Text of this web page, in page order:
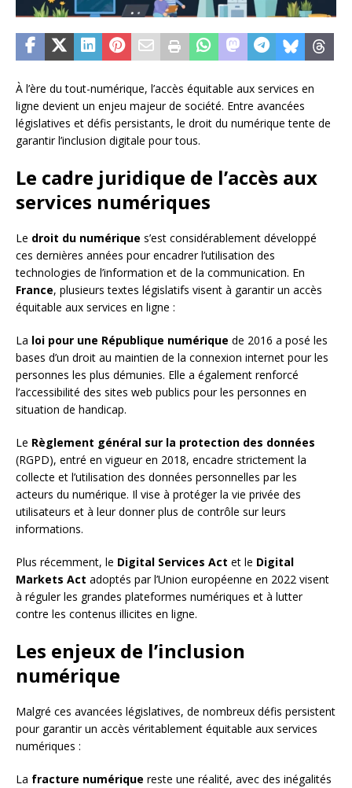
À l’ère du tout-numérique, l’accès équitable aux services en
ligne devient un enjeu majeur de société. Entre avancées
législatives et défis persistants, le droit du numérique tente de
garantir l’inclusion digitale pour tous.
Le cadre juridique de l’accès aux
services numériques
Le droit du numérique s’est considérablement développé
ces dernières années pour encadrer l’utilisation des
technologies de l’information et de la communication. En
France, plusieurs textes législatifs visent à garantir un accès
équitable aux services en ligne :
La loi pour une République numérique de 2016 a posé les
bases d’un droit au maintien de la connexion internet pour les
personnes les plus démunies. Elle a également renforcé
l’accessibilité des sites web publics pour les personnes en
situation de handicap.
Le Règlement général sur la protection des données
(RGPD), entré en vigueur en 2018, encadre strictement la
collecte et l’utilisation des données personnelles par les
acteurs du numérique. Il vise à protéger la vie privée des
utilisateurs et à leur donner plus de contrôle sur leurs
informations.
Plus récemment, le Digital Services Act et le Digital
Markets Act adoptés par l’Union européenne en 2022 visent
à réguler les grandes plateformes numériques et à lutter
contre les contenus illicites en ligne.
Les enjeux de l’inclusion
numérique
Malgré ces avancées législatives, de nombreux défis persistent
pour garantir un accès véritablement équitable aux services
numériques :
La fracture numérique reste une réalité, avec des inégalités